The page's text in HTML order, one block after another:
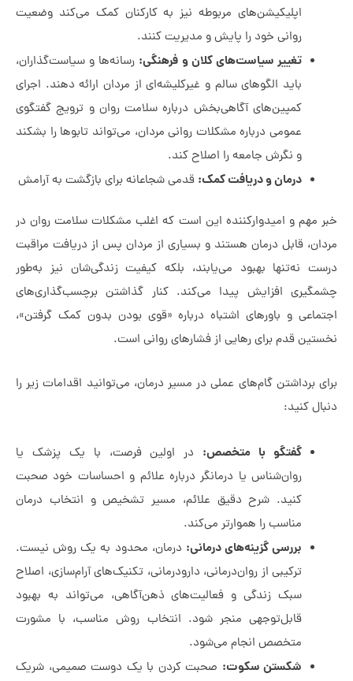
اپلیکیشن‌های مربوطه نیز به کارکنان کمک می‌کند وضعیت
روانی خود را پایش و مدیریت کنند.
تغییر سیاست‌های کلان و فرهنگی:رسانه‌ها و سیاست‌گذاران،
باید الگوهای سالم و غیرکلیشه‌ای از مردان ارائه دهند. اجرای
کمپین‌های آگاهی‌بخش درباره سلامت روان و ترویج گفتگوی
عمومی درباره مشکلات روانی مردان، می‌تواند تابوها را بشکند
و نگرش جامعه را اصلاح کند.
درمان و دریافت کمک:قدمی شجاعانه برای بازگشت به آرامش
و امیدوارکننده این است که اغلب مشکلات سلامت روان در
قابل درمان‌ هستند و بسیاری از مردان پس از دریافت مراقبت
بهبود می‌یابند، بلکه کیفیت زندگی‌شان نیز به‌طور
افزایش پیدا می‌کند. کنار گذاشتن برچسب‌گذاری‌های
و باورهای اشتباه درباره «قوی بودن بدون کمک گرفتن»،
قدم برای رهایی از فشارهای روانی است.
گام‌های عملی در مسیر درمان، می‌توانید اقدامات زیر را
گفتگو با متخصص: در اولین فرصت، با یک پزشک یا
روان‌شناس یا درمانگر درباره علائم و احساسات خود صحبت
کنید. شرح دقیق علائم، مسیر تشخیص و انتخاب درمان
مناسب را هموارتر می‌کند.
بررسی گزینه‌های درمانی:درمان، محدود به یک روش نیست.
ترکیبی از روان‌درمانی، دارودرمانی، تکنیک‌های آرام‌سازی، اصلاح
سبک زندگی و فعالیت‌های ذهن‌آگاهی، می‌تواند به بهبود
قابل‌توجهی منجر شود. انتخاب روش مناسب، با مشورت
متخصص انجام می‌شود.
شکستن سکوت:صحبت کردن با یک دوست صمیمی، شریک